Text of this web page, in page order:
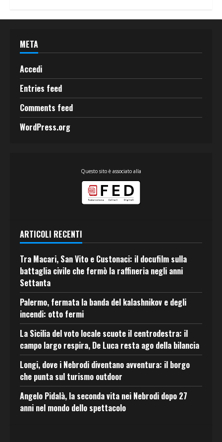
META
Accedi
Entries feed
Comments feed
WordPress.org
Questo sito è associato alla
ARTICOLI RECENTI
Tra Macari, San Vito e Custonaci: il docufilm sulla
battaglia civile che fermò la raffineria negli anni
Settanta
Palermo, fermata la banda del kalashnikov e degli
incendi: otto fermi
La Sicilia del voto locale scuote il centrodestra: il
campo largo respira, De Luca resta ago della bilancia
Longi, dove i Nebrodi diventano avventura: il borgo
che punta sul turismo outdoor
Angelo Pidalà, la seconda vita nei Nebrodi dopo 27
anni nel mondo dello spettacolo